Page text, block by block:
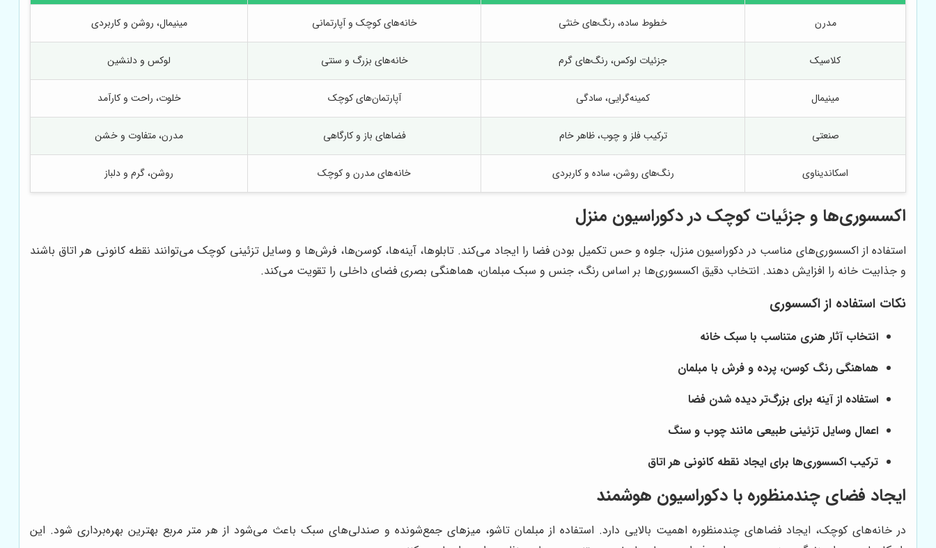
مدرن خطوط ساده، رنگ‌های خنثی خانه‌های کوچک و آپارتمانی مینیمال، روشن و کاربردی
کلاسیک جزئیات لوکس، رنگ‌های گرم خانه‌های بزرگ و سنتی لوکس و دلنشین
مینیمال کمینه‌گرایی، سادگی آپارتمان‌های کوچک خلوت، راحت و کارآمد
صنعتی ترکیب فلز و چوب، ظاهر خام فضاهای باز و کارگاهی مدرن، متفاوت و خشن
اسکاندیناوی رنگ‌های روشن، ساده و کاربردی خانه‌های مدرن و کوچک روشن، گرم و دلباز
اکسسوری‌ها و جزئیات کوچک در دکوراسیون منزل
استفاده از اکسسوری‌های مناسب در دکوراسیون منزل، جلوه و حس تکمیل بودن فضا را ایجاد می‌کند. تابلوها، آینه‌ها، کوسن‌ها، فرش‌ها و وسایل تزئینی کوچک می‌توانند نقطه کانونی هر اتاق باشند
و جذابیت خانه را افزایش دهند. انتخاب دقیق اکسسوری‌ها بر اساس رنگ، جنس و سبک مبلمان، هماهنگی بصری فضای داخلی را تقویت می‌کند.
نکات استفاده از اکسسوری
انتخاب آثار هنری متناسب با سبک خانه
هماهنگی رنگ کوسن، پرده و فرش با مبلمان
استفاده از آینه برای بزرگ‌تر دیده شدن فضا
اعمال وسایل تزئینی طبیعی مانند چوب و سنگ
ترکیب اکسسوری‌ها برای ایجاد نقطه کانونی هر اتاق
ایجاد فضای چندمنظوره با دکوراسیون هوشمند
در خانه‌های کوچک، ایجاد فضاهای چندمنظوره اهمیت بالایی دارد. استفاده از مبلمان تاشو، میزهای جمع‌شونده و صندلی‌های سبک باعث می‌شود از هر متر مربع بهترین بهره‌برداری شود. این